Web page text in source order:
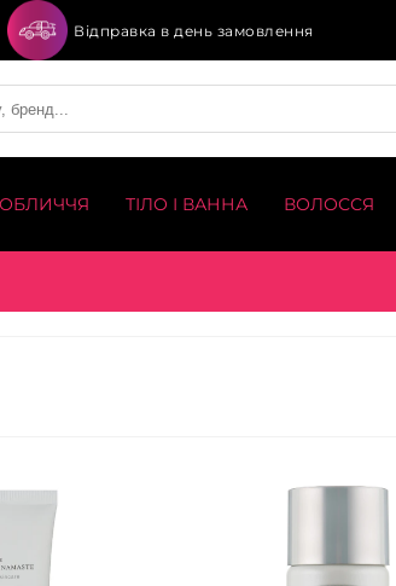
Відправка в день замовлення
ТІЛО І ВАННА ВОЛОССЯ